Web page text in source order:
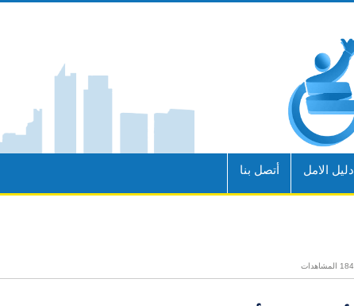
دليل الامل أتصل بنا